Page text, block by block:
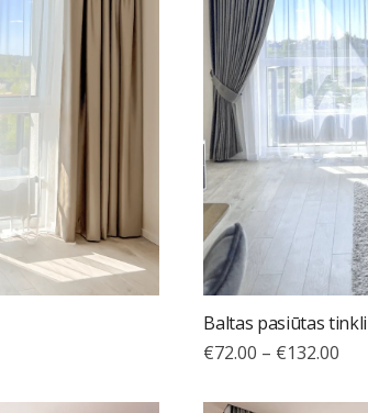
Baltas pasiūtas
€72.00 – €132.00